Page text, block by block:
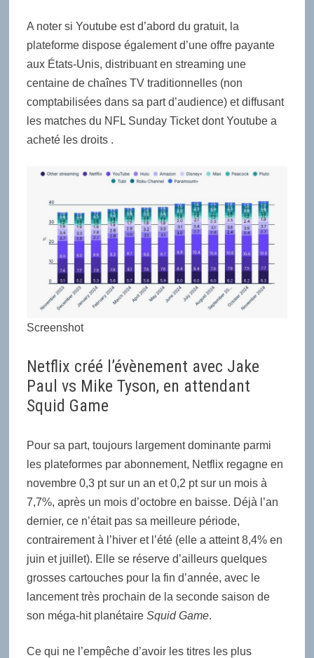
A noter si Youtube est d’abord du gratuit, la
plateforme dispose également d’une offre payante
aux États-Unis, distribuant en streaming une
centaine de chaînes TV traditionnelles (non
comptabilisées dans sa part d’audience) et diffusant
les matches du NFL Sunday Ticket dont Youtube a
acheté les droits .
Screenshot
Netflix créé l’évènement avec Jake
Paul vs Mike Tyson, en attendant
Squid Game
Pour sa part, toujours largement dominante parmi
les plateformes par abonnement, Netflix regagne en
novembre 0,3 pt sur un an et 0,2 pt sur un mois à
7,7%, après un mois d’octobre en baisse. Déjà l’an
dernier, ce n’était pas sa meilleure période,
contrairement à l’hiver et l’été (elle a atteint 8,4% en
juin et juillet). Elle se réserve d’ailleurs quelques
grosses cartouches pour la fin d’année, avec le
lancement très prochain de la seconde saison de
son méga-hit planétaire Squid Game.
Ce qui ne l’empêche d’avoir les titres les plus